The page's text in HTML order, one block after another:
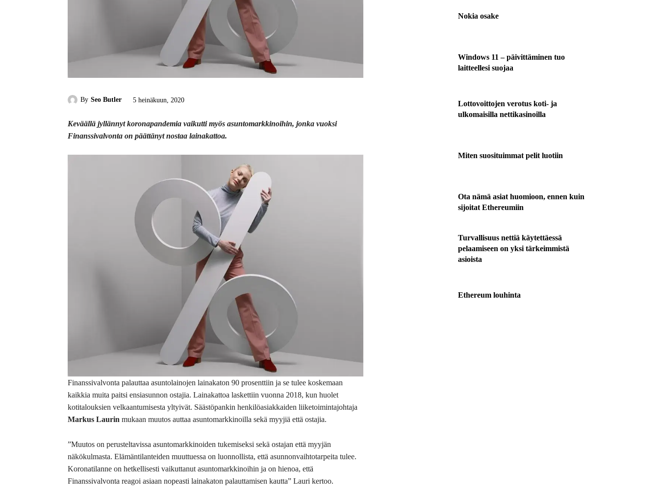
By Seo Butler 5 heinäkuun, 2020
Keväällä jyllännyt koronapandemia vaikutti myös asuntomarkkinoihin, jonka vuoksi
Finanssivalvonta on päättänyt nostaa lainakattoa.
Finanssivalvonta palauttaa asuntolainojen lainakaton 90 prosenttiin ja se tulee koskemaan
kaikkia muita paitsi ensiasunnon ostajia. Lainakattoa laskettiin vuonna 2018, kun huolet
kotitalouksien velkaantumisesta yltyivät. Säästöpankin henkilöasiakkaiden liiketoimintajohtaja
Markus Laurin mukaan muutos auttaa asuntomarkkinoilla sekä myyjiä että ostajia.
”Muutos on perusteltavissa asuntomarkkinoiden tukemiseksi sekä ostajan että myyjän
näkökulmasta. Elämäntilanteiden muuttuessa on luonnollista, että asunnonvaihtotarpeita tulee.
Koronatilanne on hetkellisesti vaikuttanut asuntomarkkinoihin ja on hienoa, että
Finanssivalvonta reagoi asiaan nopeasti lainakaton palauttamisen kautta” Lauri kertoo.
Nokia osake
Windows 11 – päivittäminen tuo
laitteellesi suojaa
Lottovoittojen verotus koti- ja
ulkomaisilla nettikasinoilla
Miten suosituimmat pelit luotiin
Ota nämä asiat huomioon, ennen kuin
sijoitat Ethereumiin
Turvallisuus nettiä käytettäessä
pelaamiseen on yksi tärkeimmistä
asioista
Ethereum louhinta